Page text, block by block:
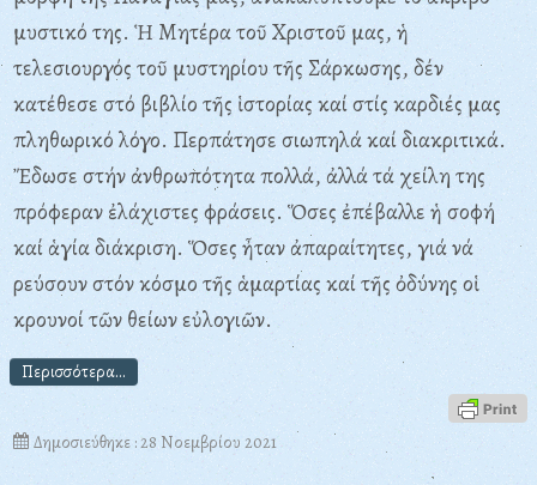
μυστικό της. Ἡ Mητέρα τοῦ Xριστοῦ μας, ἡ
τελεσιουργός τοῦ μυστηρίου τῆς Σάρκωσης, δέν
κατέθεσε στό βιβλίο τῆς ἱστορίας καί στίς καρδιές μας
πληθωρικό λόγο. Περπάτησε σιωπηλά καί διακριτικά.
Ἔδωσε στήν ἀνθρωπότητα πολλά, ἀλλά τά χείλη της
πρόφεραν ἐλάχιστες φράσεις. Ὅσες ἐπέβαλλε ἡ σοφή
καί ἁγία διάκριση. Ὅσες ἦταν ἀπαραίτητες, γιά νά
ρεύσουν στόν κόσμο τῆς ἁμαρτίας καί τῆς ὀδύνης οἱ
κρουνοί τῶν θείων εὐλογιῶν.
Περισσότερα...
Δημοσιεύθηκε : 28 Νοεμβρίου 2021